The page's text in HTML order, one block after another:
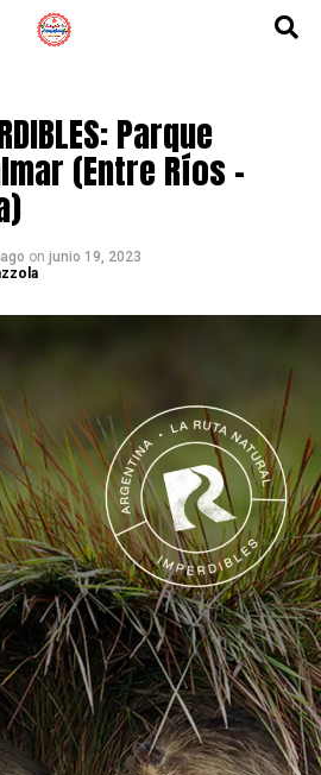
Parque
(Entre Ríos –
on junio 19, 2023